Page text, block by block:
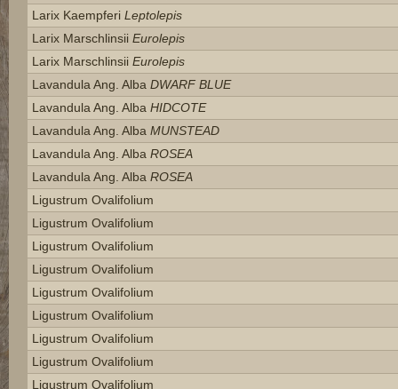
Larix Kaempferi Leptolepis
Larix Marschlinsii Eurolepis
Larix Marschlinsii Eurolepis
Lavandula Ang. Alba DWARF BLUE
Lavandula Ang. Alba HIDCOTE
Lavandula Ang. Alba MUNSTEAD
Lavandula Ang. Alba ROSEA
Lavandula Ang. Alba ROSEA
Ligustrum Ovalifolium
Ligustrum Ovalifolium
Ligustrum Ovalifolium
Ligustrum Ovalifolium
Ligustrum Ovalifolium
Ligustrum Ovalifolium
Ligustrum Ovalifolium
Ligustrum Ovalifolium
Ligustrum Ovalifolium